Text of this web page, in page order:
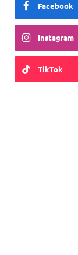
Facebook
Instagram
TikTok